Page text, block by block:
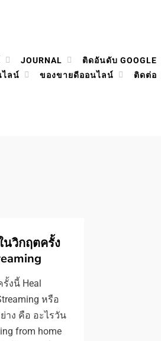
JOURNAL
ติดอันดับ GOOGLE
ไลน์ ของขายดีออนไลน์ ติดต่อ
นวิกฤตครั้ง
งนี้ Heal
หรือ
าง คือ อะไรวัน
from home